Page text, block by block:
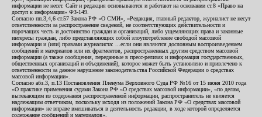
информации не несет. Сайт и редакция основываются и работают на основании ст.8 «Право на
доступ к информации» ФЗ-149.
Согласно пп.3,4,6 ст.57 Закона РФ «О СМИ», «Редакция, главный редактор, журналист не несут
ответственности за распространение сведений, не соответствующих действительности и
порочащих честь и достоинство граждан и организаций, либо ущемляющих права и законные
интересы граждан, либо представляющих собой злоупотребление свободой массовой
информации и (или) правами журналиста: ...если они являются дословным воспроизведением
сообщений и материалов или их фрагментов, распространенных другим средством массовой
информации (а также сообщения, переданные в пресс-релизах и информация государственных,
общественных организаций и объединений), которое может быть установлено и привлечено к
ответственности за данное нарушение законодательства Российской Федерации о средствах
массовой информации».
Согласно абз.3, п.13 Постановления Пленума Верховного Суда РФ №16 от 15 июня 2010 года
«О практике применения судами Закона РФ «О средствах массовой информации», «по делам,
вытекающим из содержания распространенной информации, распространитель не является
надлежащим ответчиком, поскольку исходя из положений Закона РФ «О средствах массовой
информации» не вправе вмешиваться в деятельность редакции, в ходе которой определяется
содержание сообщений и материалов».